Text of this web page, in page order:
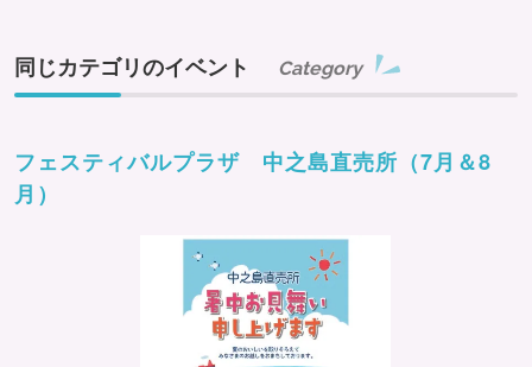
同じカテゴリのイベント Category
フェスティバルプラザ 中之島直売所（7月＆8
月）